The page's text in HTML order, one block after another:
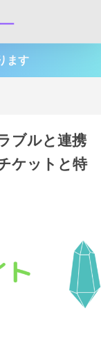
ます
ブルと連携
ケットと特